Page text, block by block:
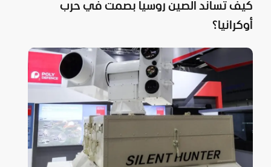
كيف تساند الصين روسيا بصمت في حرب
أوكرانيا؟